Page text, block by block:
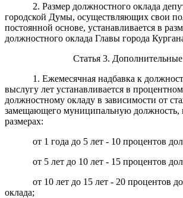
2. Размер должностного оклада
городской Думы, осуществляющих свои
постоянной основе, устанавливается в
должностного оклада Главы города
Статья 3.
1. Ежемесячная надбавка к
выслугу лет устанавливается в
должностному окладу в зависимости от
замещающего муниципальную должность,
размерах:
от 1 года до 5 лет - 10 процентов
от 5 лет до 10 лет - 15 процентов
от 10 лет до 15 лет - 20 процентов
оклада;